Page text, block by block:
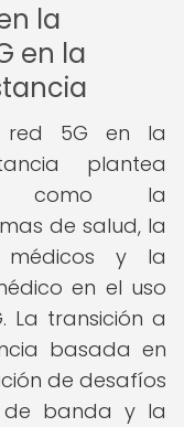
la
en la
red 5G en la
plantea
como la
de salud, la
y la
en el uso
La transición a
basada en
de desafíos
de banda y la